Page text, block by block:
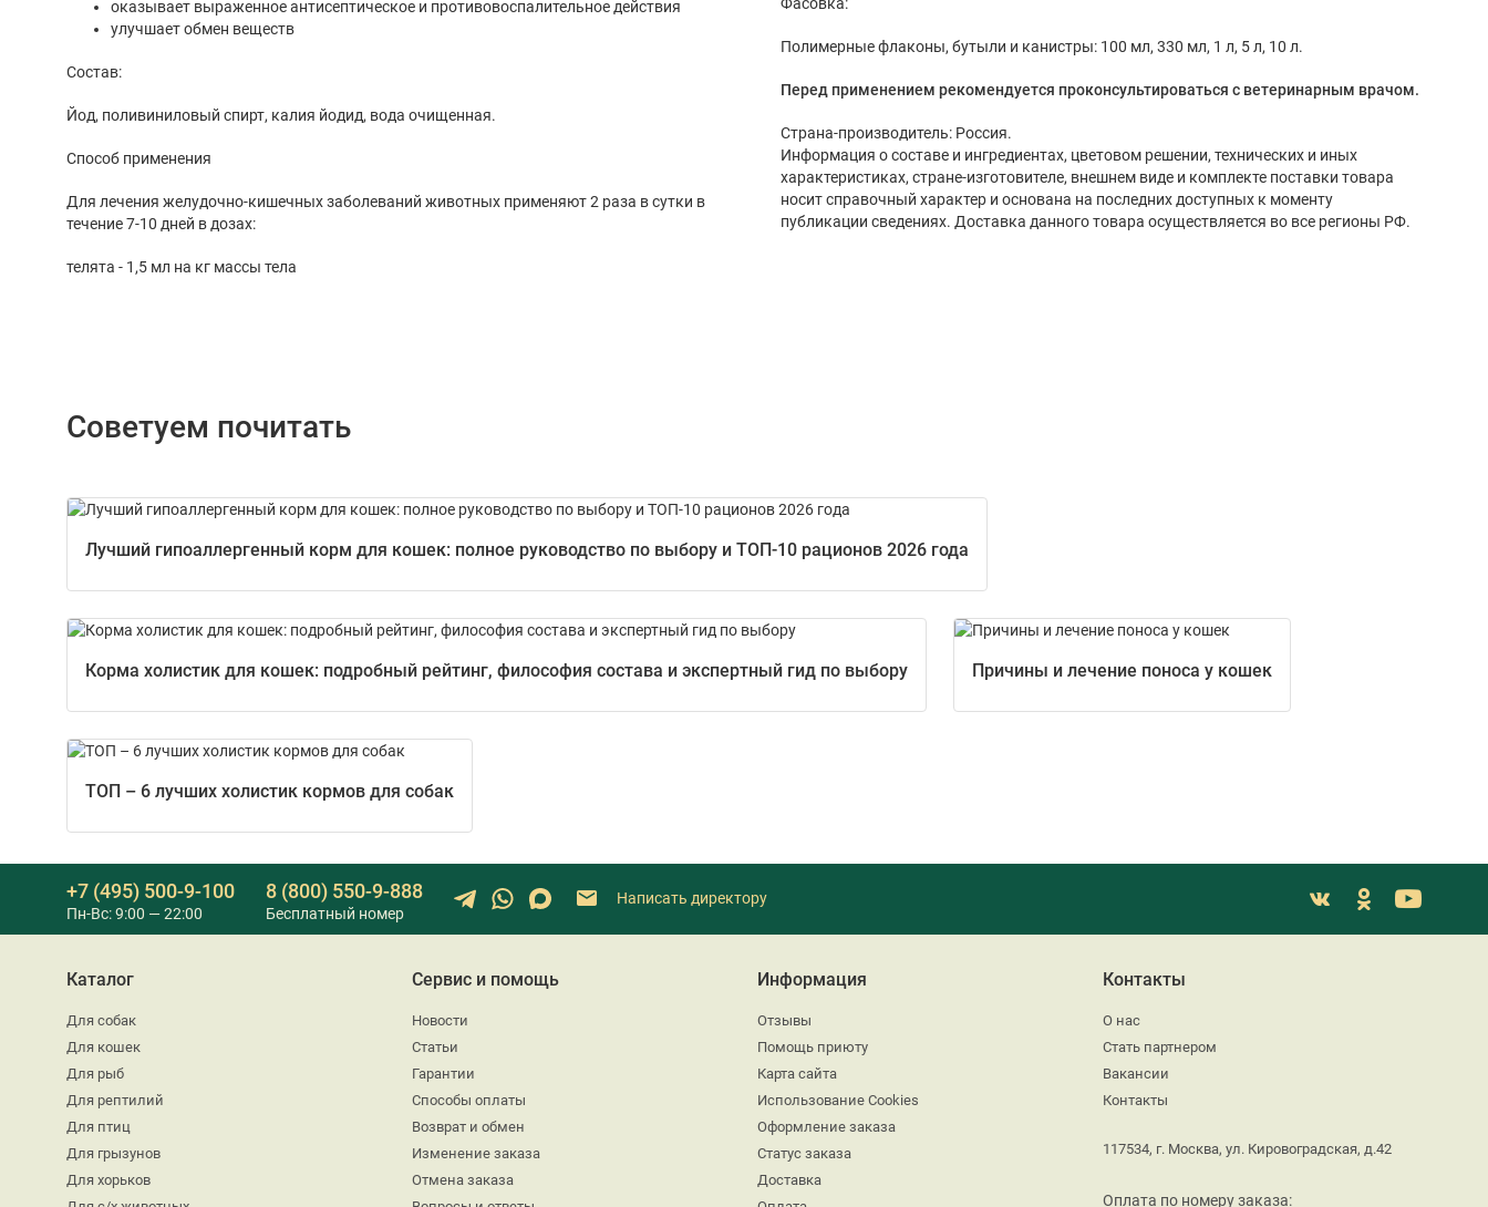
оказывает выраженное антисептическое и противовоспалительное действия
улучшает обмен веществ
Состав:
Йод, поливиниловый спирт, калия йодид, вода очищенная.
Способ применения
Для лечения желудочно-кишечных заболеваний животных применяют 2 раза в сутки в
течение 7-10 дней в дозах:
телята - 1,5 мл на кг массы тела
Полимерные флаконы, бутыли и канистры: 100 мл, 330 мл, 1 л, 5 л, 10 л.
Перед применением рекомендуется проконсультироваться с ветеринарным врачом.
Страна-производитель: Россия.
Информация о составе и ингредиентах, цветовом решении, технических и иных
характеристиках, стране-изготовителе, внешнем виде и комплекте поставки товара
носит справочный характер и основана на последних доступных к моменту
публикации сведениях. Доставка данного товара осуществляется во все регионы РФ.
Советуем почитать
Лучший гипоаллергенный корм для кошек: полное руководство по выбору и ТОП-10 рационов 2026 года
Корма холистик для кошек: подробный рейтинг, философия состава и экспертный гид по выбору Причины и лечение поноса у кошек
ТОП – 6 лучших холистик кормов для собак
+7 (495) 500-9-100
Пн-Вс: 9:00 — 22:00
8 (800) 550-9-888
Бесплатный номер
Написать директору
Каталог
Для собак
Для кошек
Для рыб
Для рептилий
Для птиц
Для грызунов
Для хорьков
Сервис и помощь
Новости
Статьи
Гарантии
Способы оплаты
Возврат и обмен
Изменение заказа
Отмена заказа
Информация
Отзывы
Помощь приюту
Карта сайта
Использование Cookies
Оформление заказа
Статус заказа
Доставка
Контакты
О нас
Стать партнером
Вакансии
Контакты
117534, г. Москва, ул. Кировоградская, д.42
Оплата по номеру заказа: